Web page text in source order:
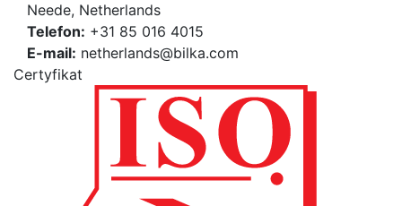
Neede, Netherlands
Telefon: +31 85 016 4015
E-mail: netherlands@bilka.com
Certyfikat